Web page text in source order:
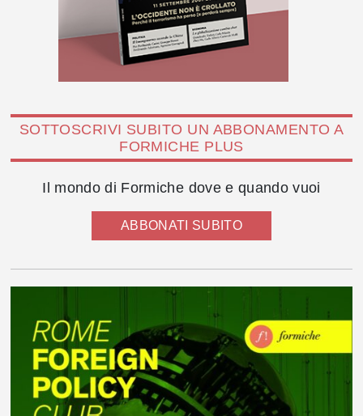
SOTTOSCRIVI SUBITO UN ABBONAMENTO A
FORMICHE PLUS
Il mondo di Formiche dove e quando vuoi
ABBONATI SUBITO